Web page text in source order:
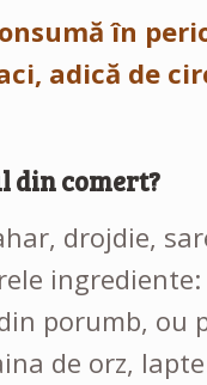
în
adică de
din comert?
drojdie,
porumb, ou
de orz,